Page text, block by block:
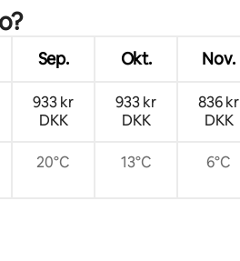
Sep. Okt. Nov.
933 kr
DKK
933 kr
DKK
836 kr
DKK
20°C 13°C 6°C